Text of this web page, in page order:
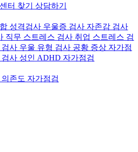
터 찾기 상담하기
성격검사 우울증 검사 자존감 검사
직무 스트레스 검사 취업 스트레스 검
검사 우울 유형 검사 공황 증상 자가점
검사 성인 ADHD 자가점검
의존도 자가점검